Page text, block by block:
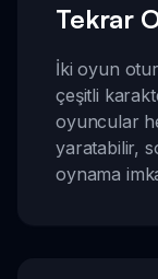
Tekrar
İki oyun
çeşitli
oyuncular
yaratabilir,
oynama